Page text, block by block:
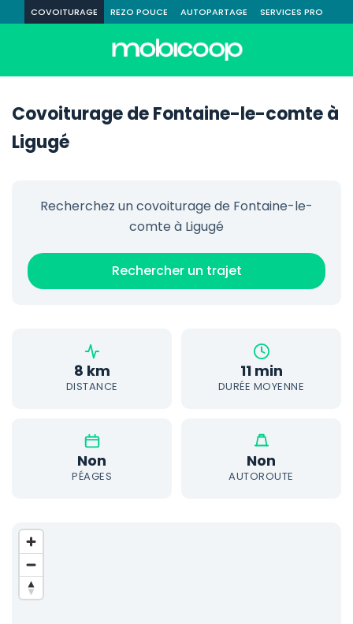
COVOITURAGE REZO POUCE AUTOPARTAGE SERVICES PRO
Covoiturage de Fontaine-le-comte à
Ligugé
Recherchez un covoiturage de Fontaine-le-
comte à Ligugé
Rechercher un trajet
8 km
DISTANCE
11 min
DURÉE MOYENNE
Non
PÉAGES
Non
AUTOROUTE